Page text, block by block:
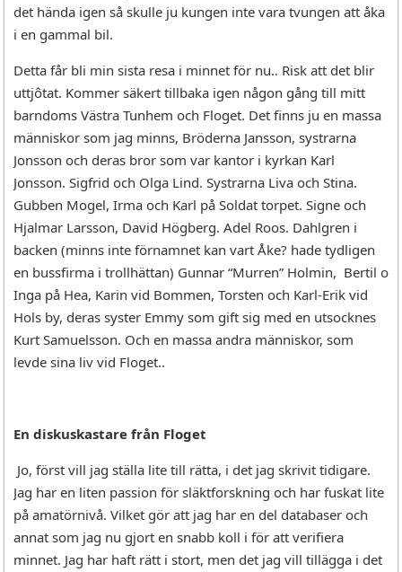
det hända igen så skulle ju kungen inte vara tvungen att åka
i en gammal bil.
Detta får bli min sista resa i minnet för nu.. Risk att det blir
uttjôtat. Kommer säkert tillbaka igen någon gång till mitt
barndoms Västra Tunhem och Floget. Det finns ju en massa
människor som jag minns, Bröderna Jansson, systrarna
Jonsson och deras bror som var kantor i kyrkan Karl
Jonsson. Sigfrid och Olga Lind. Systrarna Liva och Stina.
Gubben Mogel, Irma och Karl på Soldat torpet. Signe och
Hjalmar Larsson, David Högberg. Adel Roos. Dahlgren i
backen (minns inte förnamnet kan vart Åke? hade tydligen
en bussfirma i trollhättan) Gunnar “Murren” Holmin, Bertil o
Inga på Hea, Karin vid Bommen, Torsten och Karl-Erik vid
Hols by, deras syster Emmy som gift sig med en utsocknes
Kurt Samuelsson. Och en massa andra människor, som
levde sina liv vid Floget..
En diskuskastare från Floget
Jo, först vill jag ställa lite till rätta, i det jag skrivit tidigare.
Jag har en liten passion för släktforskning och har fuskat lite
på amatörnivå. Vilket gör att jag har en del databaser och
annat som jag nu gjort en snabb koll i för att verifiera
minnet. Jag har haft rätt i stort, men det jag vill tillägga i det